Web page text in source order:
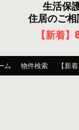
生活保
住居のご相
【新着】
ム 物件検索 【新